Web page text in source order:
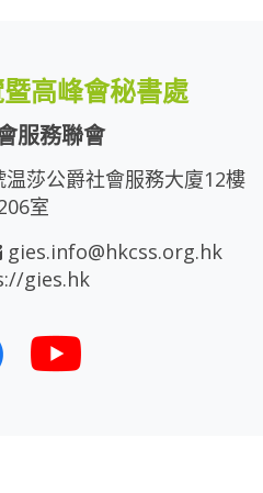
高峰會秘書處
服務聯會
莎公爵社會服務大廈12樓
室
gies.info@hkcss.org.hk
gies.hk